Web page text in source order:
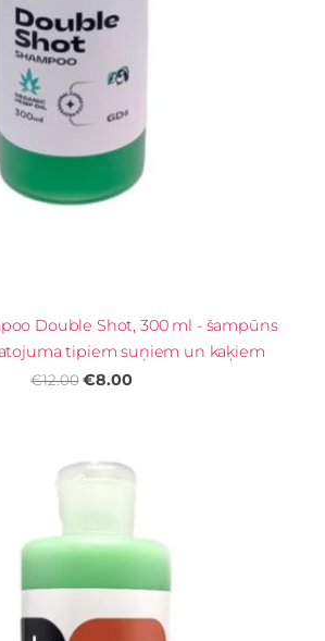
Double Shot, 300 ml - šampūns
tipiem suņiem un kaķiem
€12.00 €8.00